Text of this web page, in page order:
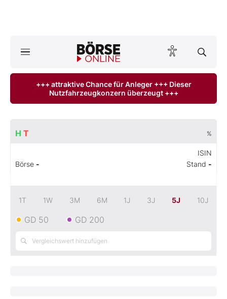
ktuelle Ausgabe BÖRSE ONLINE lesen
Abo & Shop
BO-Musterdepots
Experten
Mein B:O
+++ attraktive Chance für Anleger +++ Dieser
Nutzfahrzeugkonzern überzeugt +++
%
H T
ISIN
Börse - Stand -
1T 1W 3M 6M 1J 3J 5J 10J
GD 50 GD 200